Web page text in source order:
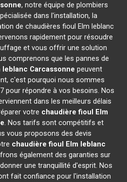
, notre équipe de plombiers
dans l'installation, la
de chaudières fioul Elm leblanc
rapidement pour résoudre
et vous offrir une solution
comprenons que les pannes de
leblanc Carcassonne peuvent
c'est pourquoi nous sommes
pour répondre à vos besoins. Nos
dans les meilleurs délais
votre chaudière fioul Elm
. Nos tarifs sont compétitifs et
vous proposons des devis
chaudière fioul Elm leblanc
également des garanties sur
une tranquillité d'esprit. Nos
fait confiance pour l'installation